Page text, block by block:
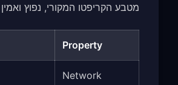
מטבע הקריפטו המקורי, נפוץ
Property
Network